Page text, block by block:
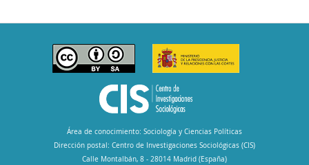
Área de conocimiento: Sociología y Ciencias Políticas
Dirección postal: Centro de Investigaciones Sociológicas (CIS)
Calle Montalbán, 8 - 28014 Madrid (España)